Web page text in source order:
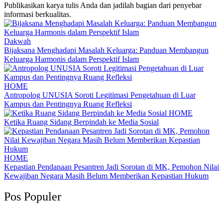
Publikasikan karya tulis Anda dan jadilah bagian dari penyebar
informasi berkualitas.
Dakwah
Bijaksana Menghadapi Masalah Keluarga: Panduan Membangun
Keluarga Harmonis dalam Perspektif Islam
HOME
Antropolog UNUSIA Soroti Legitimasi Pengetahuan di Luar
Kampus dan Pentingnya Ruang Refleksi
HOME
Ketika Ruang Sidang Berpindah ke Media Sosial
HOME
Kepastian Pendanaan Pesantren Jadi Sorotan di MK, Pemohon Nilai
Kewajiban Negara Masih Belum Memberikan Kepastian Hukum
Pos Populer